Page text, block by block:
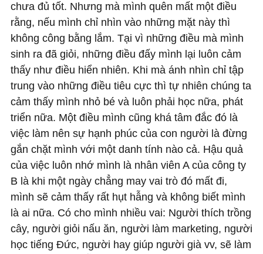
chưa đủ tốt. Nhưng mà mình quên mất một điều
rằng, nếu mình chỉ nhìn vào những mặt này thì
không công bằng lắm. Tại vì những điều mà mình
sinh ra đã giỏi, những điều đấy mình lại luôn cảm
thấy như điều hiển nhiên. Khi mà ánh nhìn chỉ tập
trung vào những điều tiêu cực thì tự nhiên chúng ta
cảm thấy mình nhỏ bé và luôn phải học nữa, phát
triển nữa. Một điều mình cũng khá tâm đắc đó là
việc làm nên sự hạnh phúc của con người là đừng
gắn chặt mình với một danh tính nào cả. Hậu quả
của việc luôn nhớ mình là nhân viên A của công ty
B là khi một ngày chẳng may vai trò đó mất đi,
mình sẽ cảm thấy rất hụt hẫng và không biết mình
là ai nữa. Có cho mình nhiều vai: Người thích trồng
cây, người giỏi nấu ăn, người làm marketing, người
học tiếng Đức, người hay giúp người già vv, sẽ làm